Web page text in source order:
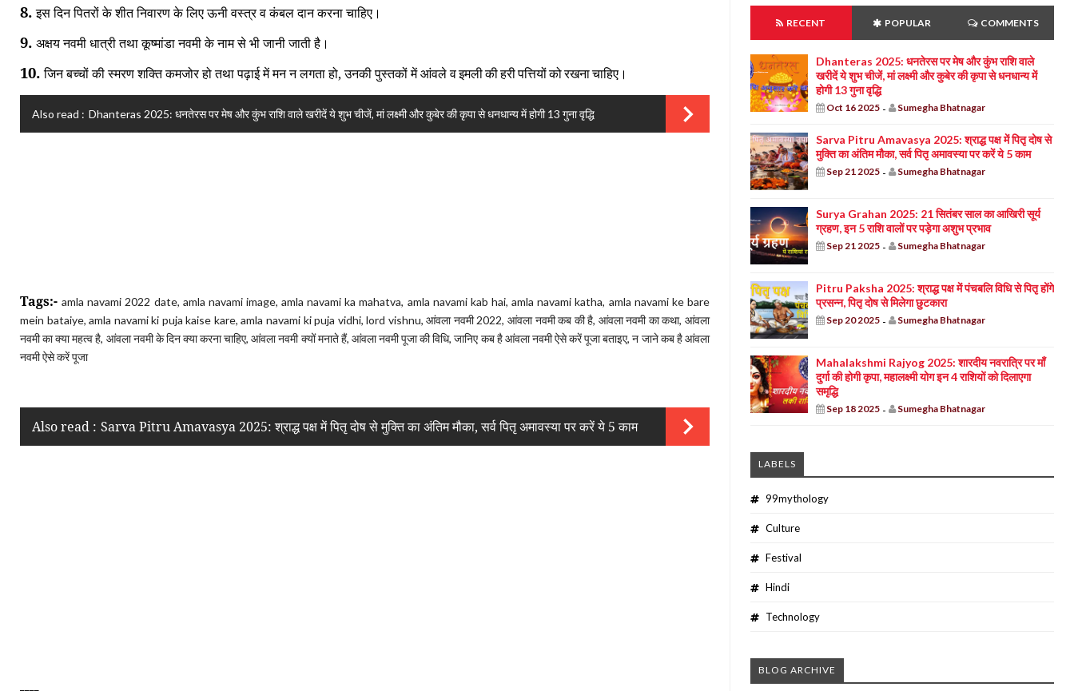
8. इस दिन पितरों के शीत निवारण के लिए ऊनी वस्त्र व कंबल दान करना चाहिए।
9. अक्षय नवमी धात्री तथा कूष्मांडा नवमी के नाम से भी जानी जाती है।
10. जिन बच्चों की स्मरण शक्ति कमजोर हो तथा पढ़ाई में मन न लगता हो, उनकी पुस्तकों में आंवले वइमलीकीहरीपत्तियोंकोरखनाचाहिए।
Also read : Dhanteras 2025: धनतेरस पर मेष और कुंभ राशि वाले खरीदें ये शुभ चीजें, मां लक्ष्मी और कुबेर की कृपा से धनधान्य में होगी 13 गुना वृद्धि
Tags:-amla navami 2022 date, amla navami image,amla navami ka mahatva, amla navami kab hai,amla navami katha, amla navami ke bare
mein bataiye,amla navami ki puja kaise kare,amla navami ki puja vidhi,lord vishnu,आंवला नवमी 2022, आंवला नवमी कब की है, आंवला नवमी का कथा, आंवला
नवमी का क्या महत्व है, आंवला नवमी के दिन क्या करना चाहिए,आंवला नवमी क्यों मनाते हैं, आंवला नवमी पूजा की विधि,जानिए कब है आंवला नवमी ऐसे करें पूजा बताइए,न जाने कब है आंवला
नवमी ऐसे करें पूजा
Also read : Sarva Pitru Amavasya 2025: श्राद्ध पक्ष में पितृ दोष से मुक्ति का अंतिम मौका, सर्व पितृ अमावस्या पर करें ये 5 काम
RECENT POPULAR COMMENTS
Dhanteras 2025: धनतेरस पर मेष और कुंभ राशि वाले
खरीदें ये शुभ चीजें, मां लक्ष्मी और कुबेर की कृपा से धनधान्य में
होगी 13 गुना वृद्धि
Oct 16 2025- Sumegha Bhatnagar
Sarva Pitru Amavasya 2025: श्राद्ध पक्ष में पितृ दोष से
मुक्ति का अंतिम मौका, सर्व पितृ अमावस्या पर करें ये 5 काम
Sep 21 2025- Sumegha Bhatnagar
Surya Grahan 2025: 21 सितंबर साल का आखिरी सूर्य
ग्रहण, इन 5 राशि वालों पर पड़ेगा अशुभ प्रभाव
Sep 21 2025- Sumegha Bhatnagar
Pitru Paksha 2025: श्राद्ध पक्ष में पंचबलि विधि से पितृ होंगे
प्रसन्न, पितृ दोष से मिलेगा छुटकारा
Sep 20 2025- Sumegha Bhatnagar
Mahalakshmi Rajyog 2025: शारदीय नवरात्रि पर माँ
दुर्गा की होगी कृपा, महालक्ष्मी योग इन 4 राशियों को दिलाएगा
समृद्धि
Sep 18 2025- Sumegha Bhatnagar
LABELS
99mythology
Culture
Festival
Hindi
Technology
BLOG ARCHIVE